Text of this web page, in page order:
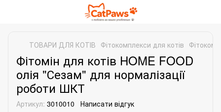
ТОВАРИ ДЛЯ КОТІВ Фітокомплекси для котів
Фітомін для котів HOME FOOD
олія "Сезам" для нормалізації
роботи ШКТ
Артикул: 3010010 Написати відгук